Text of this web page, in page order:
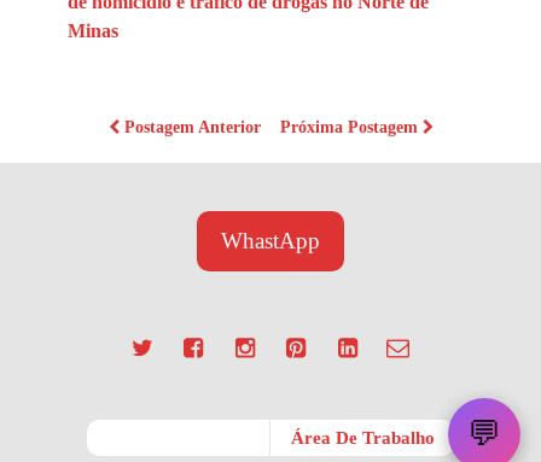
Minas
Postagem Anterior Próxima Postagem
WhastApp
💬
Área De Trabalho